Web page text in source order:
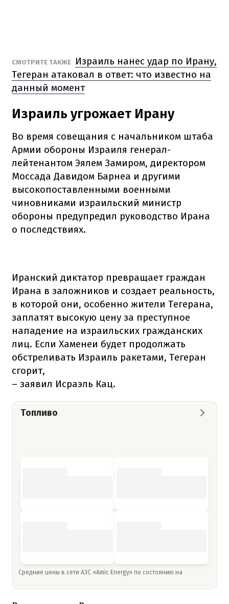
СМОТРИТЕ ТАКЖЕ
Израиль нанес удар по Ирану,
Тегеран атаковал в ответ: что известно на
данный момент
Израиль угрожает Ирану
Во время совещания с начальником штаба
Армии обороны Израиля генерал-
лейтенантом Эялем Замиром, директором
Моссада Давидом Барнеа и другими
высокопоставленными военными
чиновниками израильский министр
обороны предупредил руководство Ирана
о последствиях.
Иранский диктатор превращает граждан
Ирана в заложников и создает реальность,
в которой они, особенно жители Тегерана,
заплатят высокую цену за преступное
нападение на израильских гражданских
лиц. Если Хаменеи будет продолжать
обстреливать Израиль ракетами, Тегеран
сгорит,
– заявил Исраэль Кац.
Топливо
Средние цены в сети АЗС «Amic Energy» по состоянию на